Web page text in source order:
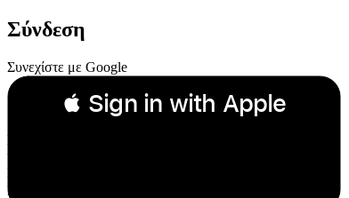
Σύνδεση
Συνεχίστε με Google
 Sign in with Apple
Συνεχίστε με Apple
ή
Email:
Κωδικός Πρόσβασης: